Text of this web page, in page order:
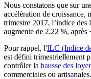
Nous constatons que sur
accélération de croissance,
trimestre 2017, l’indice des
augmente de 2,22 %, après
Pour rappel, l'ILC (Indice
est défini trimestriellement
contrôler la hausse des
commerciales ou artisanales.